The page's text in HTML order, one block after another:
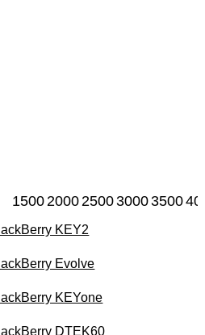
15002000250030003500
KEY2
Evolve
KEYone
DTEK60